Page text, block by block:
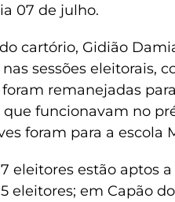
07 de julho.
cartório, Gidião
sessões eleitorais,
remanejadas
que funcionavam no
foram para a escola
eleitores estão aptos
eleitores; em Capão